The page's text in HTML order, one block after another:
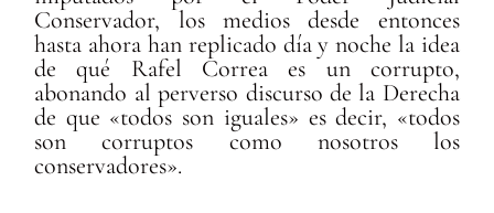
Conservador, los medios desde entonces
hasta ahora han replicado día y noche la idea
de qué Rafel Correa es un corrupto,
abonando al perverso discurso de la Derecha
de que «todos son iguales» es decir, «todos
son corruptos como nosotros los
conservadores».